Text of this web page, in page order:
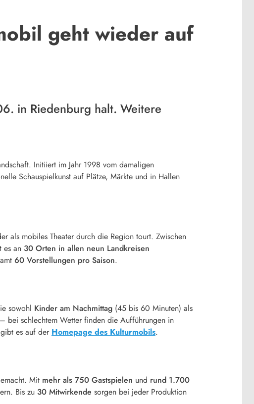
geht wieder auf
in Riedenburg halt. Weitere
Initiiert im Jahr 1998 vom damaligen
Schauspielkunst auf Plätze, Märkte und in Hallen
als mobiles Theater durch die Region tourt. Zwischen
es an 30 Orten in allen neun Landkreisen
60 Vorstellungen pro Saison.
sowohl Kinder am Nachmittag (45 bis 60 Minuten) als
bei schlechtem Wetter finden die Aufführungen in
es auf der Homepage des Kulturmobils.
Mit mehr als 750 Gastspielen und rund 1.700
Bis zu 30 Mitwirkende sorgen bei jeder Produktion